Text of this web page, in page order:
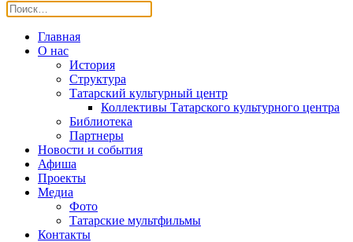
Главная
О нас
История
Структура
Татарский культурный центр
Коллективы Татарского культурного центра
Библиотека
Партнеры
Новости и события
Афиша
Проекты
Медиа
Фото
Татарские мультфильмы
Контакты